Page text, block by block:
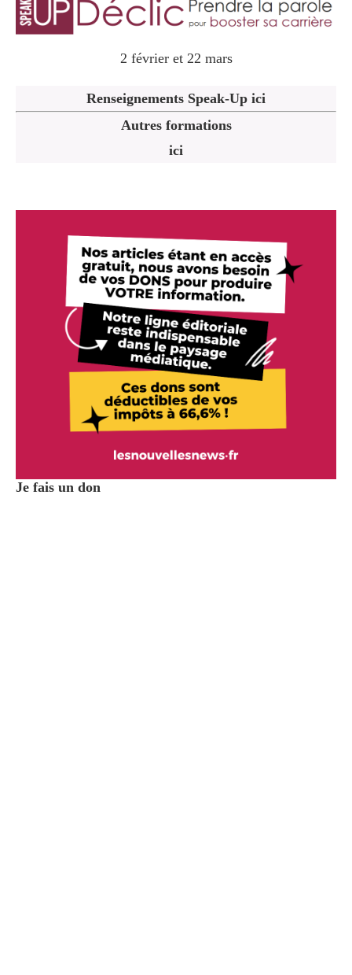
2 février et 22 mars
Renseignements Speak-Up ici
Autres formations
ici
Je fais un don